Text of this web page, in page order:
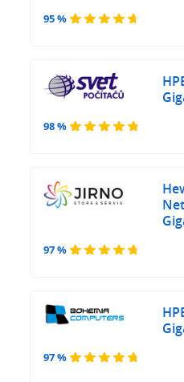
95 %
98 %
97 %
97 %